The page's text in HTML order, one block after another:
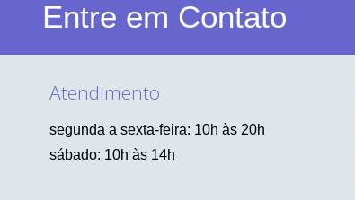
Entre em Contato
Atendimento
segunda a sexta-feira: 10h às 20h
sábado: 10h às 14h